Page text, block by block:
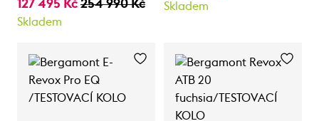
127 495 Kč 254 990 Kč
Skladem
Skladem